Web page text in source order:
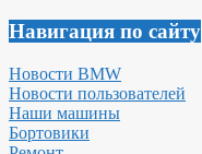
Навигация по сайту
Новости BMW
Новости пользователей
Наши машины
Бортовики